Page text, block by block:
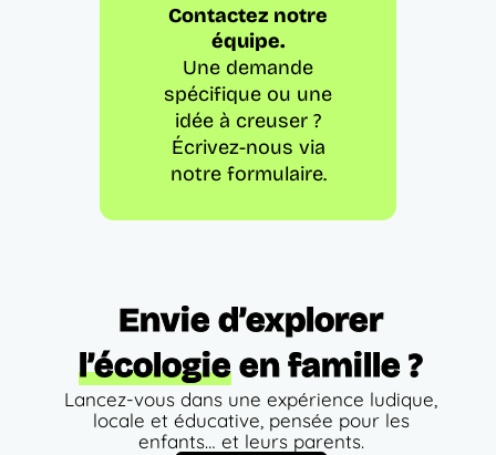
Contactez notre
équipe.
Une demande
spécifique ou une
idée à creuser ?
Écrivez-nous via
notre formulaire.
Envie d’explorer
l’écologieen famille ?
Lancez-vous dans une expérience ludique,
locale et éducative, pensée pour les
enfants… et leurs parents.